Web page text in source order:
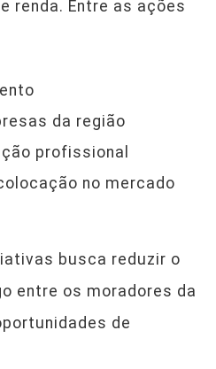
renda. Entre as ações
da região
profissional
no mercado
busca reduzir o
entre os moradores da
de